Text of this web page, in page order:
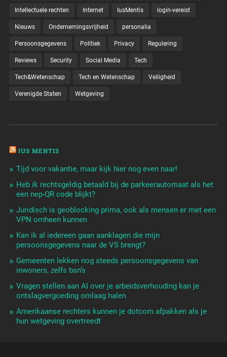
Intellectuele rechten Internet IusMentis login-vereist
Nieuws Ondernemingsvrijheid personalia
Persoonsgegevens Politiek Privacy Regulering
Reviews Security Social Media Tech
Tech&Wetenschap Tech en Wetenschap Veiligheid
Verenigde Staten Wetgeving
IUS MENTIS
Tijd voor vakantie, maar kijk hier nog even naar!
Heb ik rechtsgeldig betaald bij de parkeerautomaat als het
een nep-QR code blijkt?
Juridisch is geoblocking prima, ook als mensen er met een
VPN omheen kunnen
Kan ik al iedereen gaan aanklagen die mijn
persoonsgegevens naar de VS brengt?
Gemeenten lekken nog steeds persoonsgegevens van
inwoners, zelfs bsn’s
Vragen stellen aan AI over je arbeidsverhouding kan je
ontslagvergoeding omlaag halen
Amerikaanse rechters kunnen je dotcom afpakken als je
hun wetgeving overtreedt